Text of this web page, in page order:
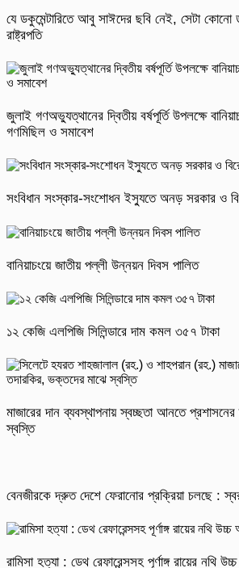
যে ডকুমেন্টারিতে আবু সাঈদের ছবি নেই, সেটা কোনো
রাষ্ট্রপতি
জুলাই গণঅভ্যুত্থানের দ্বিতীয় বর্ষপূর্তি উপলক্ষে
গণমিছিল ও সমাবেশ
সংবিধান সংস্কার-সংশোধন ইস্যুতে অনড় সরকার ও
বানিয়াচংয়ে জাতীয় পল্লী উন্নয়ন দিবস পালিত
১২ কেজি এলপিজি সিলিন্ডারে দাম কমল ৩৫৭ টাকা
মাজারের দান ব্যবস্থাপনায় স্বচ্ছতা আনতে
স্বস্তি
বেনজীরকে দ্রুত দেশে ফেরানোর প্রক্রিয়া চলছে :
রামিসা হত্যা : ডেথ রেফারেন্সসহ পূর্ণাঙ্গ রায়ের নথি